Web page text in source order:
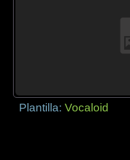
Plantilla:Vocaloid